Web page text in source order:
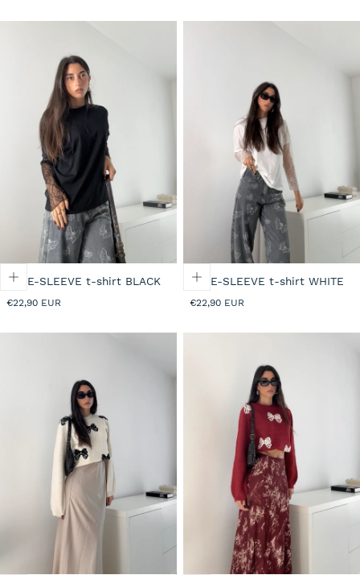
LACE-SLEEVE t-shirt BLACK
Prezzo
€22,90 EUR
LACE-SLEEVE t-shirt WHITE
Prezzo
€22,90 EUR